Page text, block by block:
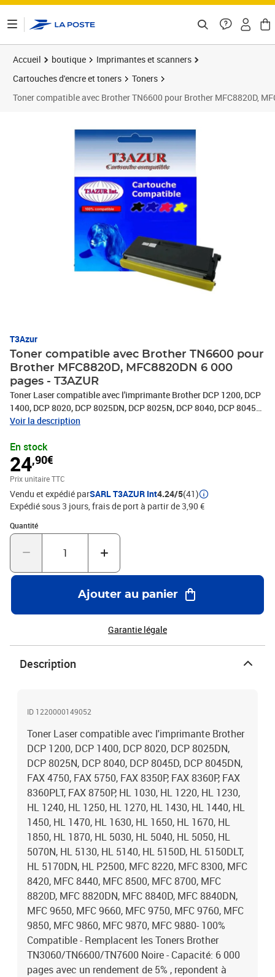
Accueil boutique
Imprimantes et scanners
Cartouches d'encre et toners
Toners
Toner compatible avec Brother TN6600 pour Brother MFC8820D,
T3Azur
Toner compatible avec Brother TN6600 pour
Brother MFC8820D, MFC8820DN 6 000
pages - T3AZUR
Toner Laser compatible avec l'imprimante Brother DCP 1200, DCP
1400, DCP 8020, DCP 8025DN, DCP 8025N, DCP 8040, DCP 8045D,
DCP 8045DN, FAX 4750, FAX 5750, FAX 8350P, FAX 8360P, FAX
1250, HL 1270, HL 1430, HL 1440, HL 1450, HL 1470, HL 1630, HL
1650, HL 1670, HL 1850, HL 1870, HL 5030, HL 5040, HL 5050, HL
5070N, HL 5130, HL 5140, HL 5150D, HL 5150DLT, HL 5170DN, HL
P2500, MFC 8220, MFC 8300, MFC 8420, MFC 8440, MFC 8500,
MFC 8700, MFC 8820D, MFC 8820DN, MFC 8840D, MFC 8840DN,
MFC 9650, MFC 9660, MFC 9750, MFC 9760, MFC 9850, MFC
9860, MFC 9870, MFC 9880- 100% Compatible - Remplacent les
Toners Brother TN3060/TN6600/TN7600 Noire - Capacité: 6 000
pages avec un rendement de 5% , repondent à toutes les normes
qualité qui garantie une excellence qualité d'impression - Marque
Voir la description
En stock
24,90€
Prix unitaire TTC
Vendu et expédié parSARL T3AZUR Int4.24/5(41)
Expédié sous 3 jours, frais de port à partir de 3,90 €
Quantité
Quantité : 1
Ajouter au panier
Garantie légale
Description
ID 1220000149052
Toner Laser compatible avec l'imprimante Brother
DCP 1200, DCP 1400, DCP 8020, DCP 8025DN,
DCP 8025N, DCP 8040, DCP 8045D, DCP 8045DN,
FAX 4750, FAX 5750, FAX 8350P, FAX 8360P, FAX
8360PLT, FAX 8750P, HL 1030, HL 1220, HL 1230,
HL 1240, HL 1250, HL 1270, HL 1430, HL 1440, HL
1450, HL 1470, HL 1630, HL 1650, HL 1670, HL
1850, HL 1870, HL 5030, HL 5040, HL 5050, HL
5070N, HL 5130, HL 5140, HL 5150D, HL 5150DLT,
HL 5170DN, HL P2500, MFC 8220, MFC 8300, MFC
8420, MFC 8440, MFC 8500, MFC 8700, MFC
8820D, MFC 8820DN, MFC 8840D, MFC 8840DN,
MFC 9650, MFC 9660, MFC 9750, MFC 9760, MFC
9850, MFC 9860, MFC 9870, MFC 9880- 100%
Compatible - Remplacent les Toners Brother
TN3060/TN6600/TN7600 Noire - Capacité: 6 000
pages avec un rendement de 5% , repondent à